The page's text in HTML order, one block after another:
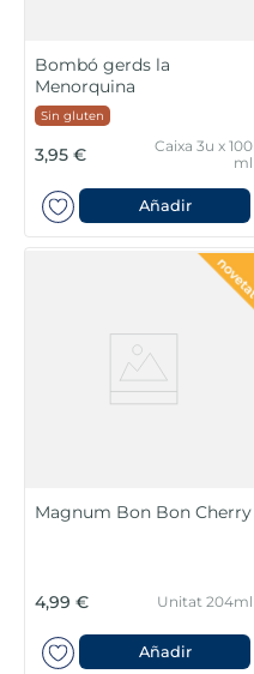
Bombó gerds la
Menorquina
Sin gluten
3,95 €
Caixa 3u x 100
ml
Añadir
Magnum Bon Bon Cherry
4,99 € Unitat 204ml
Añadir